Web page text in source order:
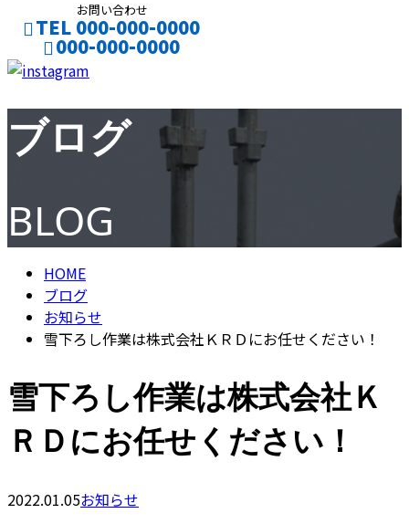
お問い合わせ
TEL 000-000-0000
000-000-0000
ENTRY
CONTACT
ブログ
BLOG
HOME
ブログ
お知らせ
雪下ろし作業は株式会社ＫＲＤにお任せください！
雪下ろし作業は株式会社Ｋ
ＲＤにお任せください！
2022.01.05お知らせ